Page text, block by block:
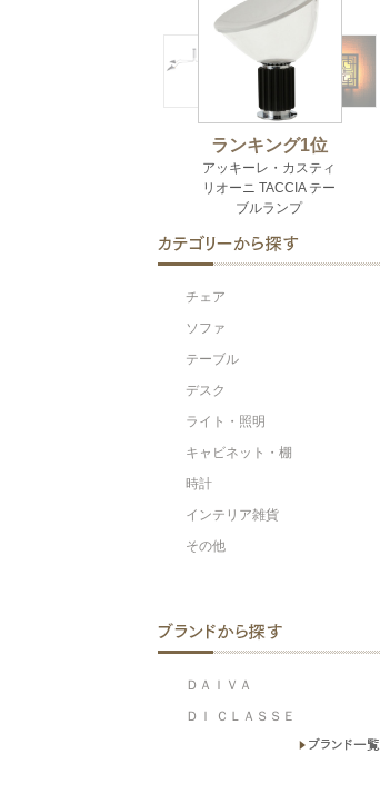
チェア
ソファ
テーブル
デスク
ライト・照明
キャビネット・棚
時計
インテリア雑貨
その他
ＤＡＩＶＡ
ＤＩ ＣＬＡＳＳＥ